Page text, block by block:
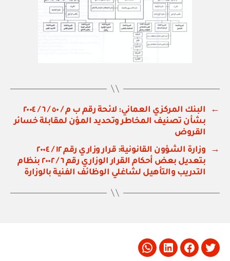
←
البنك المركزي العماني: لائحة رقم ب م / ٥٠ / ٦ / ٢٠٠٤
بشأن تصنيف المخاطر وتحديد المؤن لمقابلة خسائر
القروض
→
وزارة الشؤون القانونية: قرار وزاري رقم ١٢ / ٢٠٠٤
بتعديل بعض أحكام القرار الوزاري رقم ٦ / ٢٠٠٢ بنظام
التدريب والتأهيل لشاغلي الوظائف الفنية بالوزارة
Twitter
Facebook
LinkedIn
Whatsapp